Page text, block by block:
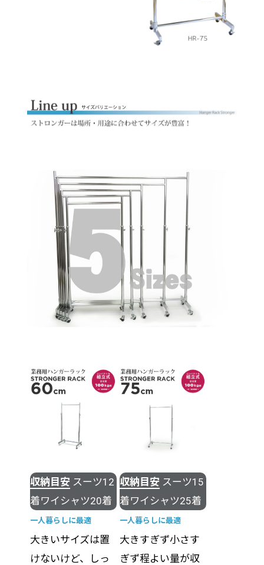
収納目安 スーツ12
着ワイシャツ20着
一人暮らしに最適
大きいサイズは置
けないけど、しっ
収納目安 スーツ15
着ワイシャツ25着
一人暮らしに最適
大きすぎず小さす
ぎず程よい量が収